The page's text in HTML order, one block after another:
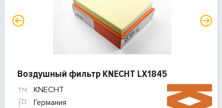
Воздушный фильтр KNECHT LX1845
KNECHT
Германия